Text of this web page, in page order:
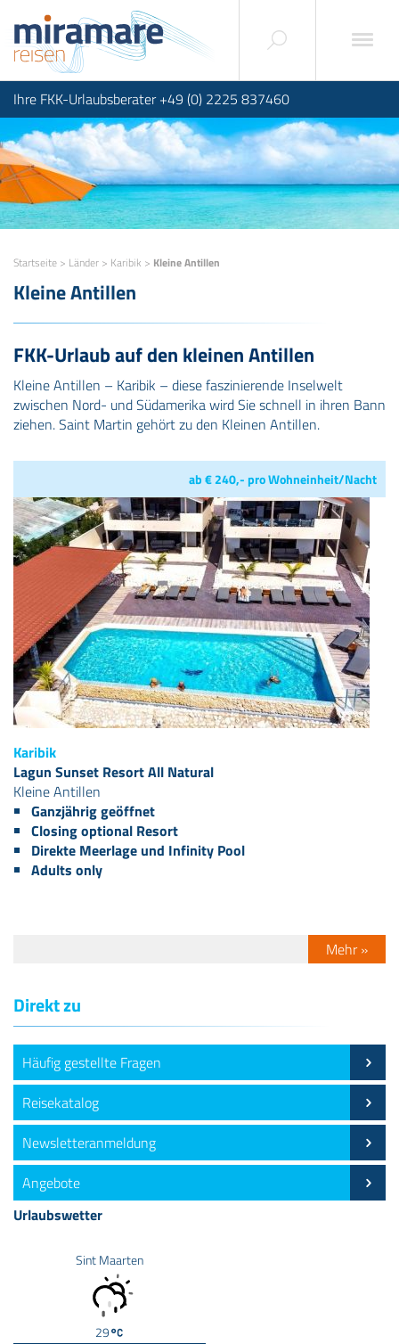
Ihre FKK-Urlaubsberater +49 (0) 2225 837460
Startseite > Länder > Karibik > Kleine Antillen
Kleine Antillen
FKK-Urlaub auf den kleinen Antillen
Kleine Antillen – Karibik – diese faszinierende Inselwelt
zwischen Nord- und Südamerika wird Sie schnell in ihren Bann
ziehen. Saint Martin gehört zu den Kleinen Antillen.
ab € 240,- pro Wohneinheit/Nacht
Karibik
Lagun Sunset Resort All Natural
Kleine Antillen
Ganzjährig geöffnet
Closing optional Resort
Direkte Meerlage und Infinity Pool
Adults only
Mehr »
Direkt zu
Häufig gestellte Fragen
Reisekatalog
Newsletteranmeldung
Angebote
Urlaubswetter
Sint Maarten
29